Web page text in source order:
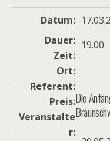
Datum
Dauer
Zeit
19.00
Ort
Referent
Preis
Veranstalte
r
Die